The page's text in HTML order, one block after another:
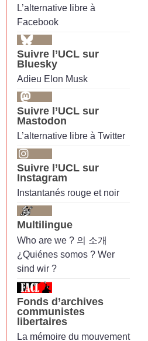
L’alternative libre à
Facebook
Suivre l’UCL sur
Bluesky
Adieu Elon Musk
Suivre l’UCL sur
Mastodon
L’alternative libre à Twitter
Suivre l’UCL sur
Instagram
Instantanés rouge et noir
Multilingue
Who are we ? 의 소개
¿Quiénes somos ? Wer
sind wir ?
Fonds d’archives
communistes
libertaires
La mémoire du mouvement